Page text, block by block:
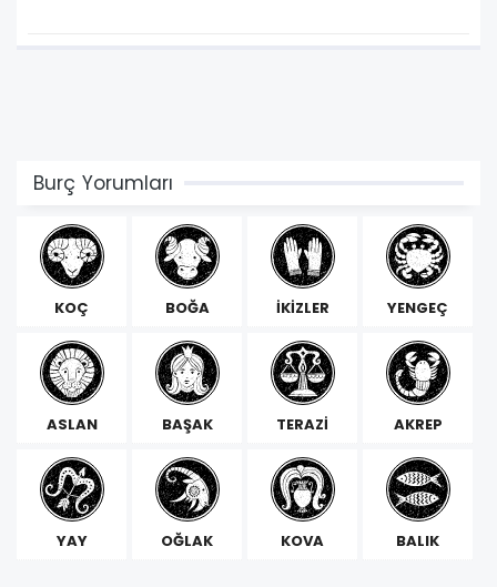
Burç Yorumları
KOÇ BOĞA İKİZLER YENGEÇ
ASLAN BAŞAK TERAZİ AKREP
YAY OĞLAK KOVA BALIK